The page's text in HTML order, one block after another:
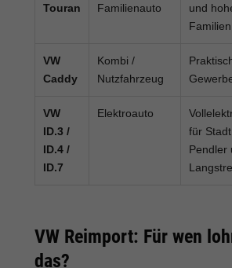
Touran
Familienauto
und
Familien
VW
Caddy
Kombi /
Nutzfahrzeug
VW
ID.3 /
ID.4 /
ID.7
Elektroauto
für
Pendler
VW Reimport: Für wen
das?